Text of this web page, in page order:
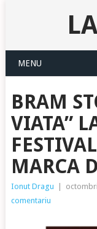
MENU
BRAM
VIATA”
MARCA
Ionut Dragu
comentariu